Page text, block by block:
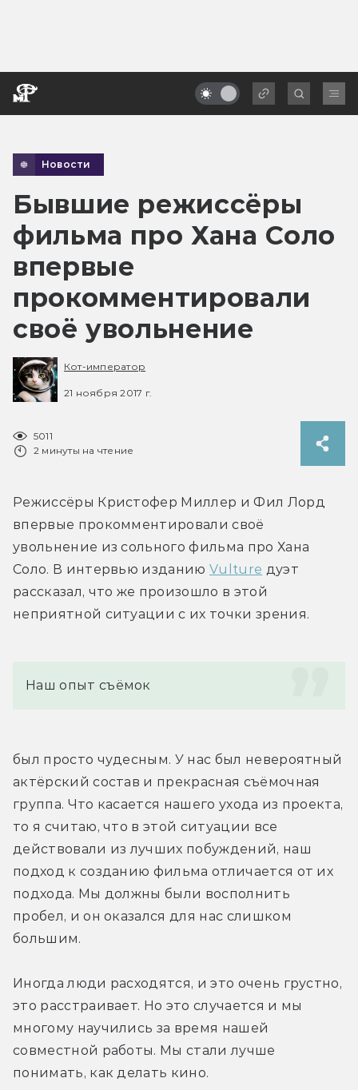
Новости
Бывшие режиссёры
фильма про Хана Соло
впервые
прокомментировали
своё увольнение
Кот-император
21 ноября 2017 г.
5011
2 минуты на чтение
Режиссёры Кристофер Миллер и Фил Лорд
впервые прокомментировали своё
увольнение из сольного фильма про Хана
Соло. В интервью изданию Vulture дуэт
рассказал, что же произошло в этой
неприятной ситуации с их точки зрения.
Наш опыт съёмок
был просто чудесным. У нас был невероятный
актёрский состав и прекрасная съёмочная
группа. Что касается нашего ухода из проекта,
то я считаю, что в этой ситуации все
действовали из лучших побуждений, наш
подход к созданию фильма отличается от их
подхода. Мы должны были восполнить
пробел, и он оказался для нас слишком
большим.
Иногда люди расходятся, и это очень грустно,
это расстраивает. Но это случается и мы
многому научились за время нашей
совместной работы. Мы стали лучше
понимать, как делать кино.